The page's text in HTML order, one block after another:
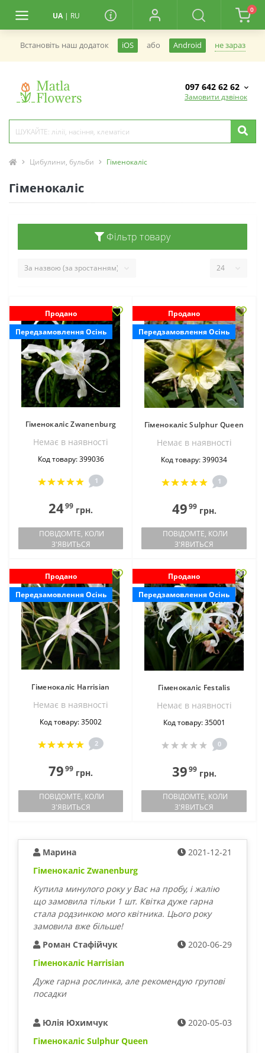
UA | RU
0
Встановiть наш додаток iOS або Android не зараз
097 642 62 62
Замовити дзвінок
Цибулини, бульби Гіменокаліс
Гіменокаліс
Фільтр товару
Продано
Передзамовлення Осінь
Гіменокаліс Zwanenburg
Немає в наявностi
Код товару: 399036
1
2499 грн.
ПОВІДОМТЕ, КОЛИ
З'ЯВИТЬСЯ
Продано
Передзамовлення Осінь
Гіменокаліс Sulphur Queen
Немає в наявностi
Код товару: 399034
1
4999грн.
ПОВІДОМТЕ, КОЛИ
З'ЯВИТЬСЯ
Продано
Передзамовлення Осінь
Гіменокаліс Harrisian
Немає в наявностi
Код товару: 35002
2
7999 грн.
ПОВІДОМТЕ, КОЛИ
З'ЯВИТЬСЯ
Продано
Передзамовлення Осінь
Гіменокаліс Festalis
Немає в наявностi
Код товару: 35001
0
3999грн.
ПОВІДОМТЕ, КОЛИ
З'ЯВИТЬСЯ
Марина
2021-12-21
Гіменокаліс Zwanenburg
Купила минулого року у Вас на пробу, і жалію
що замовила тільки 1 шт. Квітка дуже гарна
стала родзинкою мого квітника. Цього року
замовила вже більше!
Роман Стафійчук
2020-06-29
Гіменокаліс Harrisian
Дуже гарна рослинка, але рекомендую групові
посадки
Юлія Юхимчук
2020-05-03
Гіменокаліс Sulphur Queen